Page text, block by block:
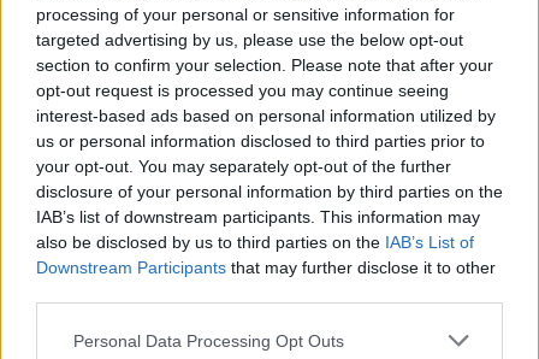
processing of your personal or sensitive information for
targeted advertising by us, please use the below opt-out
section to confirm your selection. Please note that after your
opt-out request is processed you may continue seeing
interest-based ads based on personal information utilized by
us or personal information disclosed to third parties prior to
your opt-out. You may separately opt-out of the further
disclosure of your personal information by third parties on the
IAB’s list of downstream participants. This information may
also be disclosed by us to third parties on the IAB’s List of
Downstream Participants that may further disclose it to other
Personal Data Processing Opt Outs
TASTE ATLAS